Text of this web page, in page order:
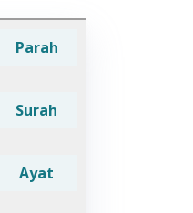
Parah
Surah
Ayat